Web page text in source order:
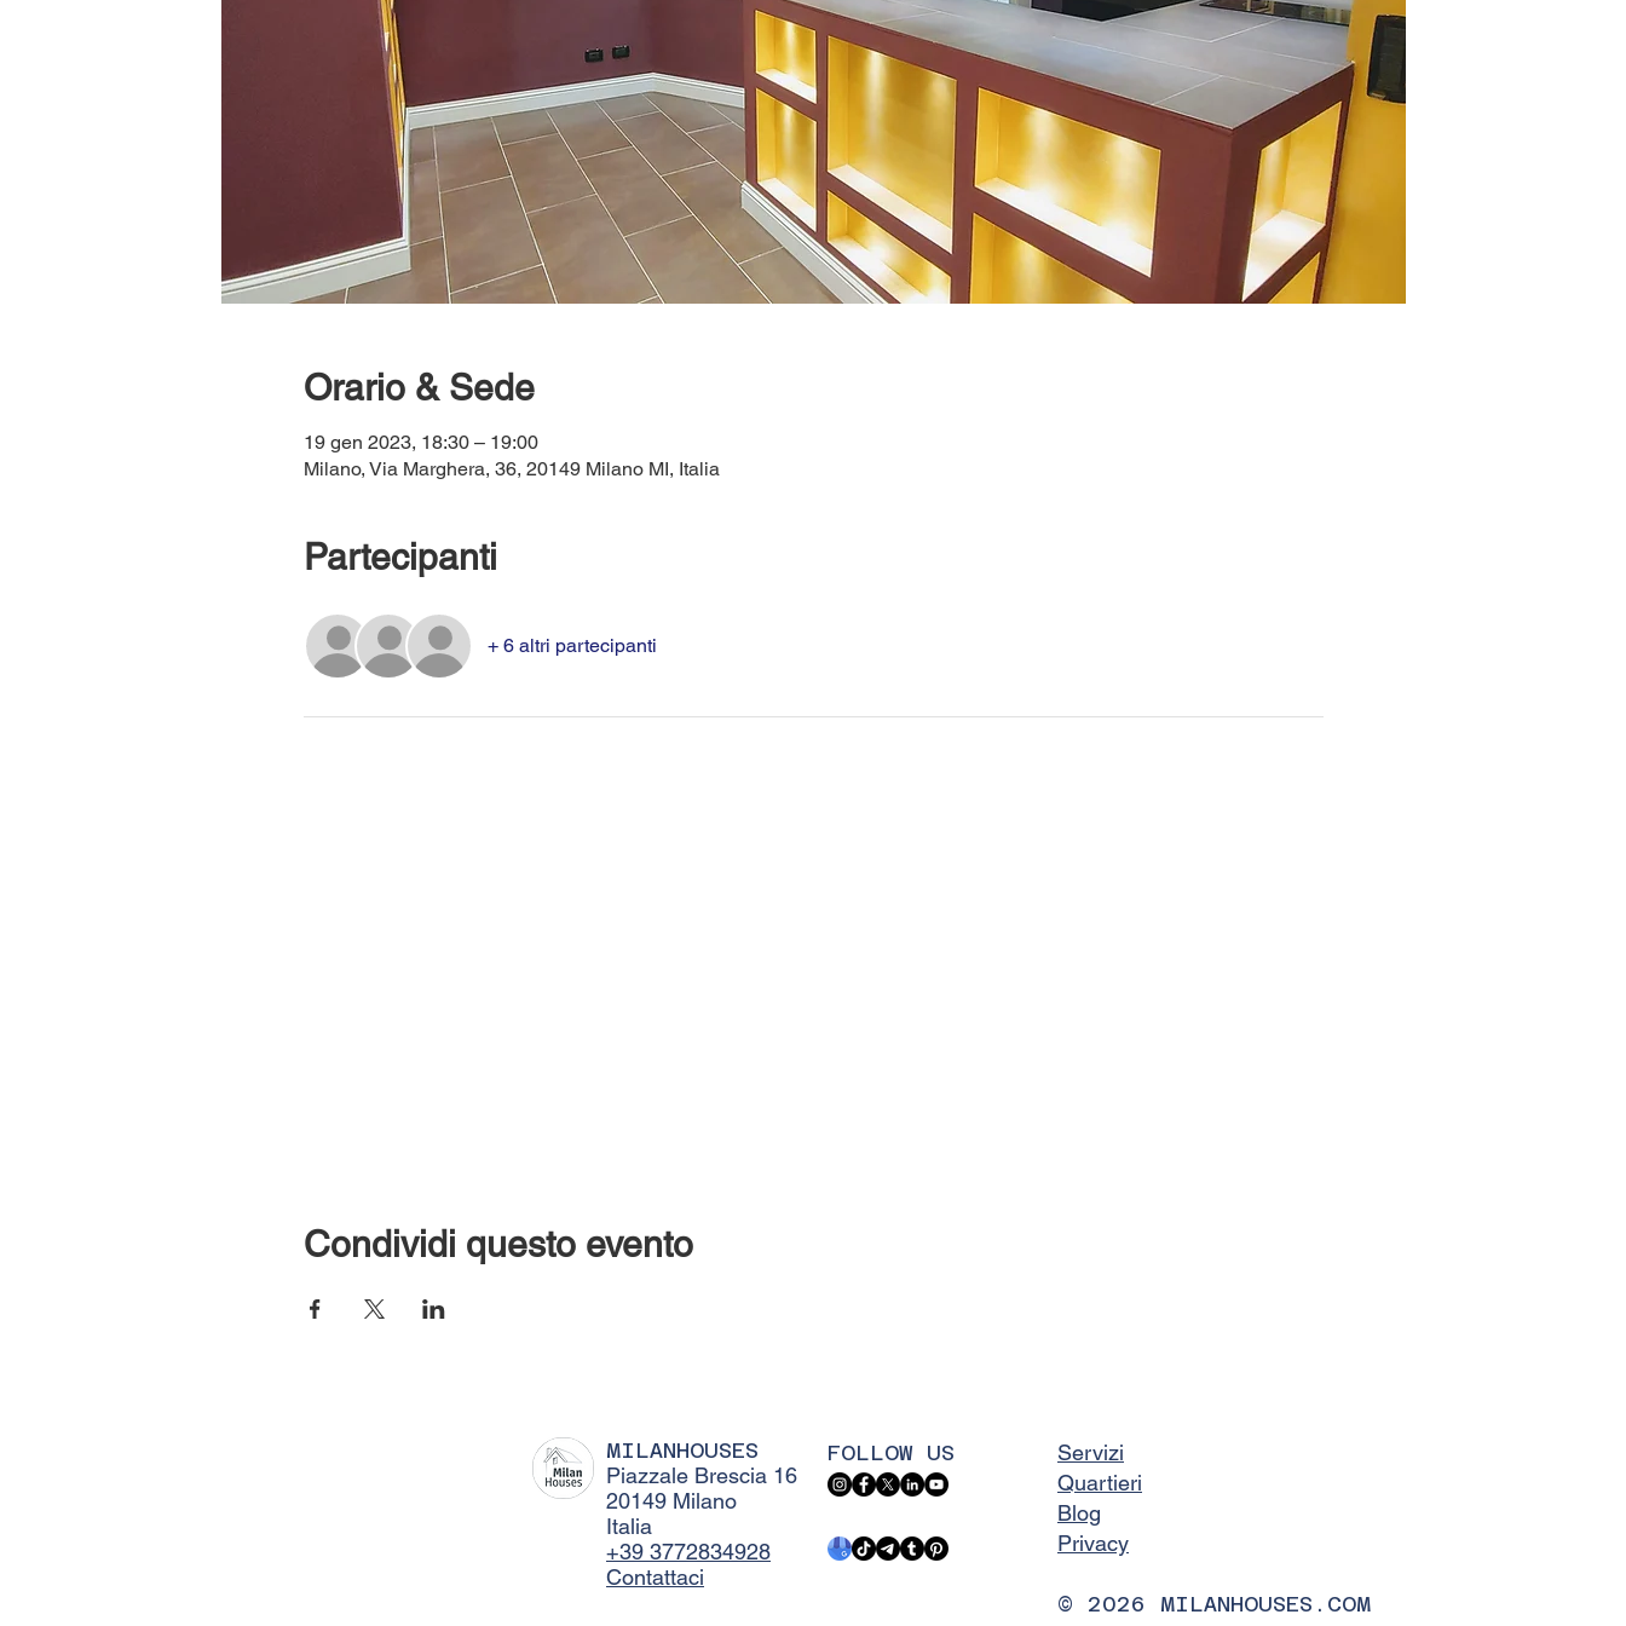
Orario & Sede
19 gen 2023, 18:30 – 19:00
Milano, Via Marghera, 36, 20149 Milano MI, Italia
Partecipanti
+ 6 altri partecipanti
Condividi questo evento
MILANHOUSES
Piazzale Brescia 16
20149 Milano
Italia
+39 3772834928
Contattaci
FOLLOW US
Servizi
Quartieri
Blog
Privacy
© 2026 MILANHOUSES.COM